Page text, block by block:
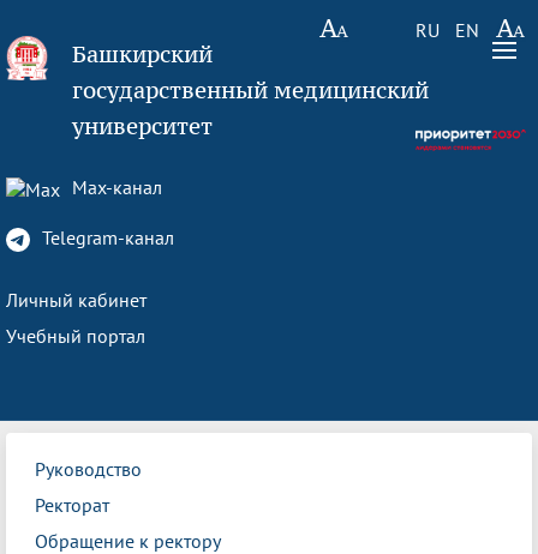
RU EN
Башкирский
государственный медицинский
университет
Max-канал
Telegram-канал
Личный кабинет
Учебный портал
Руководство
Ректорат
Обращение к ректору